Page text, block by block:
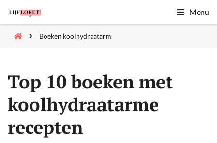
Menu
Boeken koolhydraatarm
Top 10 boeken met
koolhydraatarme
recepten